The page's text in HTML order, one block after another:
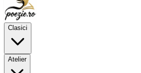
Clasici
Atelier